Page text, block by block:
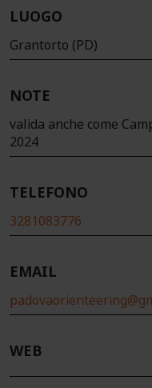
LUOGO
Grantorto (PD)
NOTE
valida anche come
2024
TELEFONO
3281083776
EMAIL
WEB